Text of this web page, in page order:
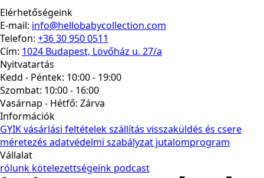
Elérhetőségeink
E-mail: info@hellobabycollection.com
Telefon: +36 30 950 0511
Cím: 1024 Budapest, Lövőház u. 27/a
Nyitvatartás
Kedd - Péntek: 10:00 - 19:00
Szombat: 10:00 - 16:00
Vasárnap - Hétfő: Zárva
Információk
GYIKvásárlási feltételekszállítás visszaküldés és csere
méretezés adatvédelmi szabályzat jutalomprogram
Vállalat
rólunk kötelezettségeink podcast